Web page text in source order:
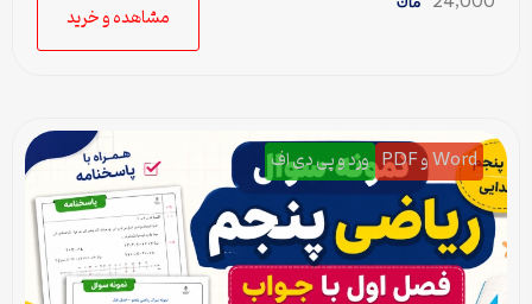
مشاهده و خرید
Word و PDF ورد و پی دی اف